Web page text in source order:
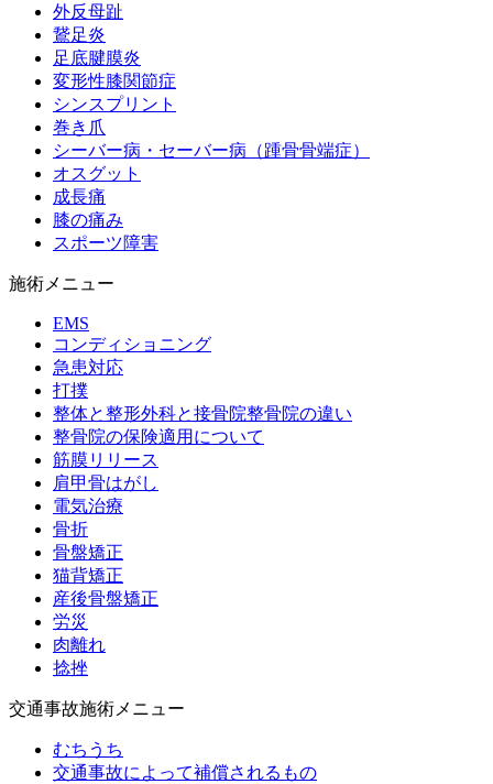
外反母趾
鵞足炎
足底腱膜炎
変形性膝関節症
シンスプリント
巻き爪
シーバー病・セーバー病（踵骨骨端症）
オスグット
成長痛
膝の痛み
スポーツ障害
施術メニュー
EMS
コンディショニング
急患対応
打撲
整体と整形外科と接骨院整骨院の違い
整骨院の保険適用について
筋膜リリース
肩甲骨はがし
電気治療
骨折
骨盤矯正
猫背矯正
産後骨盤矯正
労災
肉離れ
捻挫
交通事故施術メニュー
むちうち
交通事故によって補償されるもの